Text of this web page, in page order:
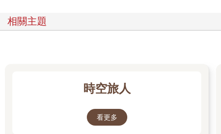
相關主題
時空旅人
看更多